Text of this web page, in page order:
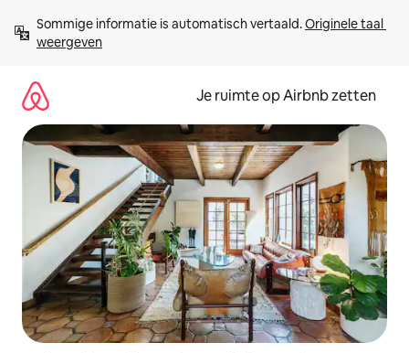
direct
naar
Sommige informatie is automatisch vertaald. Originele taal
weergeven
Je ruimte op Airbnb zetten